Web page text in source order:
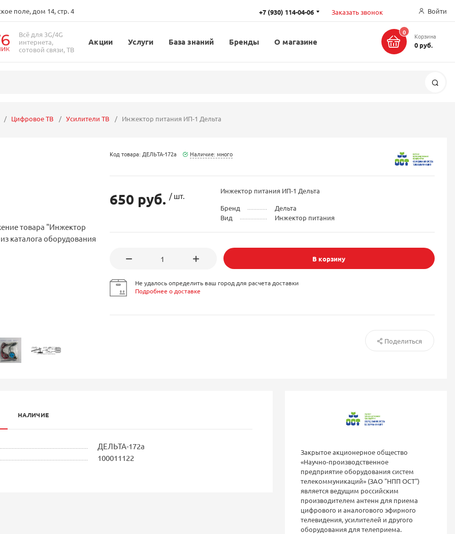
поле, дом 14, стр. 4 +7 (930) 114-04-06 Заказать звонок Войти
Всё для 3G/4G
интернета,
сотовой связи, ТВ
Акции Услуги База знаний Бренды О магазине
0 Корзина
0 руб.
Цифровое ТВ Усилители ТВ Инжектор питания ИП-1 Дельта
Код товара: ДЕЛЬТА-172а Наличие: много
650 руб. / шт.
Инжектор питания ИП-1 Дельта
Бренд
Дельта
Вид
Инжектор питания
В корзину
Не удалось определить ваш город для расчета доставки
Подробнее о доставке
Поделиться
НАЛИЧИЕ
ДЕЛЬТА-172а
100011122
Закрытое акционерное общество
«Научно-производственное
предприятие оборудования систем
телекоммуникаций» (ЗАО "НПП ОСТ")
является ведущим российским
производителем антенн для приема
цифрового и аналогового эфирного
телевидения, усилителей и другого
оборудования для телеприема.